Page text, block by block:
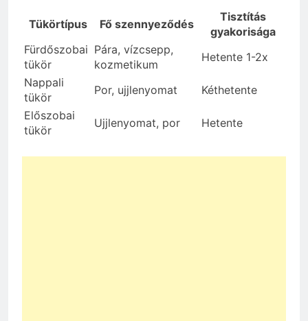
Tükörtípus Fő szennyeződés
Tisztítás
gyakorisága
Fürdőszobai
tükör
Pára, vízcsepp,
kozmetikum
Hetente 1-2x
Nappali
tükör
Por, ujjlenyomat
Kéthetente
Előszobai
tükör
Ujjlenyomat, por Hetente